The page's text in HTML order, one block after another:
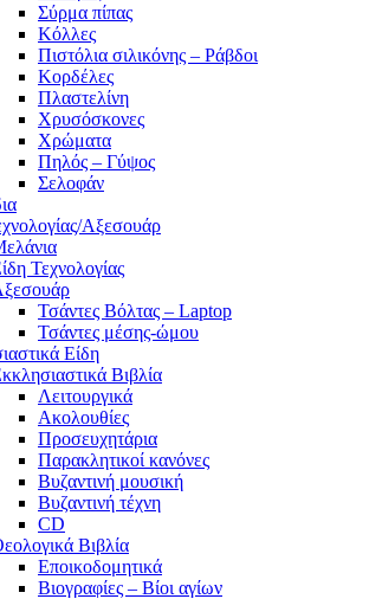
Σύρμα πίπας
Κόλλες
Πιστόλια σιλικόνης – Ράβδοι
Κορδέλες
Πλαστελίνη
Χρυσόσκονες
Χρώματα
Πηλός – Γύψος
Σελοφάν
Αξεσουάρ
Τεχνολογίας
Τσάντες Βόλτας – Laptop
Τσάντες μέσης-ώμου
Είδη
Βιβλία
Λειτουργικά
Ακολουθίες
Προσευχητάρια
Παρακλητικοί κανόνες
Βυζαντινή μουσική
Βυζαντινή τέχνη
CD
Βιβλία
Εποικοδομητικά
Βιογραφίες – Βίοι αγίων